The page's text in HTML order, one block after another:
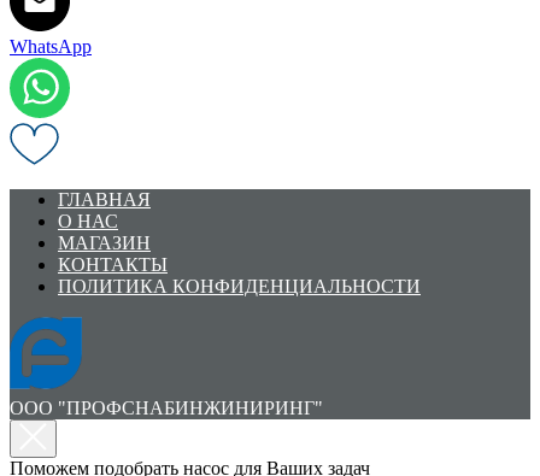
WhatsApp
ГЛАВНАЯ
О НАС
МАГАЗИН
КОНТАКТЫ
ПОЛИТИКА КОНФИДЕНЦИАЛЬНОСТИ
ООО "ПРОФСНАБИНЖИНИРИНГ"
Поможем подобрать насос для Ваших задач